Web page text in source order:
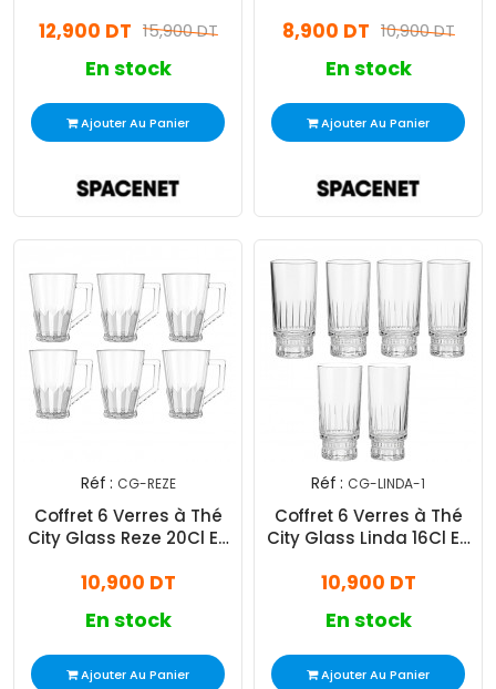
15,900 DT
12,900 DT
En stock
Ajouter Au Panier
10,900 DT
8,900 DT
En stock
Ajouter Au Panier
Réf : CG-REZE
Coffret 6 Verres à Thé
City Glass Reze 20Cl En
10,900 DT
En stock
Ajouter Au Panier
Réf : CG-LINDA-1
Coffret 6 Verres à Thé
City Glass Linda 16Cl En
10,900 DT
En stock
Ajouter Au Panier